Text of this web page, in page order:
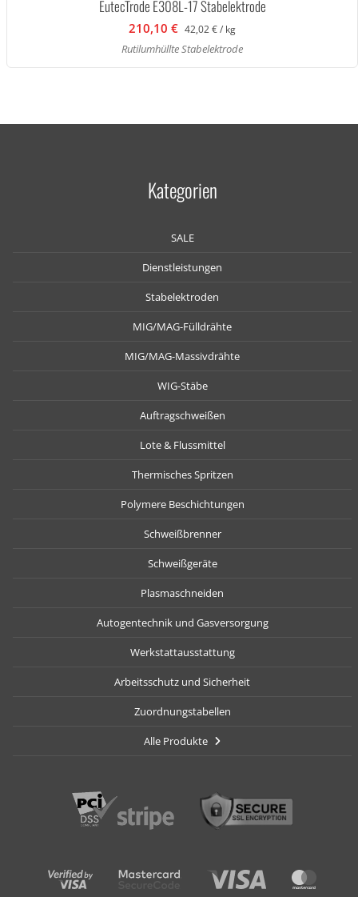
EutecTrode E308L-17 Stabelektrode
210,10 € 42,02 € / kg
Rutilumhüllte Stabelektrode
Kategorien
SALE
Dienstleistungen
Stabelektroden
MIG/MAG-Fülldrähte
MIG/MAG-Massivdrähte
WIG-Stäbe
Auftragschweißen
Lote & Flussmittel
Thermisches Spritzen
Polymere Beschichtungen
Schweißbrenner
Schweißgeräte
Plasmaschneiden
Autogentechnik und Gasversorgung
Werkstattausstattung
Arbeitsschutz und Sicherheit
Zuordnungstabellen
Alle Produkte